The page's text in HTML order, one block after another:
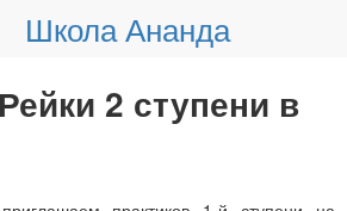
Школа Ананда
2 ступени в